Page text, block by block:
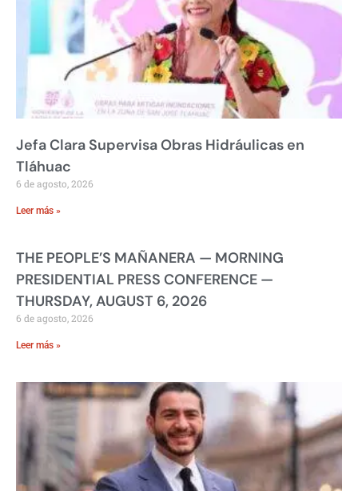
Jefa Clara Supervisa Obras Hidráulicas en
Tláhuac
6 de agosto, 2026
Leer más »
THE PEOPLE’S MAÑANERA — MORNING
PRESIDENTIAL PRESS CONFERENCE —
THURSDAY, AUGUST 6, 2026
6 de agosto, 2026
Leer más »